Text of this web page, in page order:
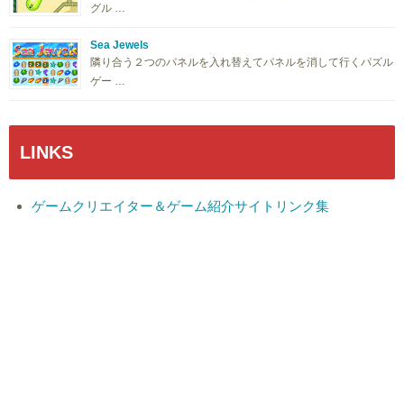
グル …
Sea Jewels
隣り合う２つのパネルを入れ替えてパネルを消して行くパズル
ゲー …
LINKS
ゲームクリエイター＆ゲーム紹介サイトリンク集